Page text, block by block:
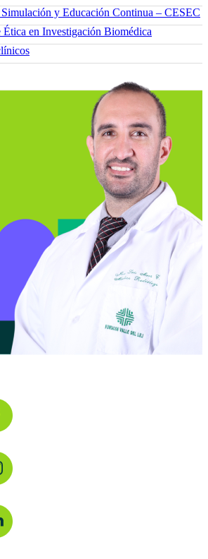
y Educación Continua – CESEC
Ética en Investigación Biomédica